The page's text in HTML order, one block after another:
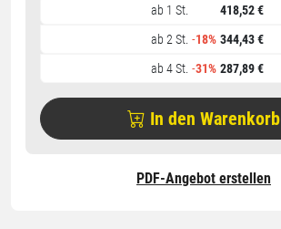
ab 1 St.
418,52 €
ab 2 St. -18% 344,43 €
ab 4 St. -31% 287,89 €
In den Warenkorb
PDF-Angebot erstellen